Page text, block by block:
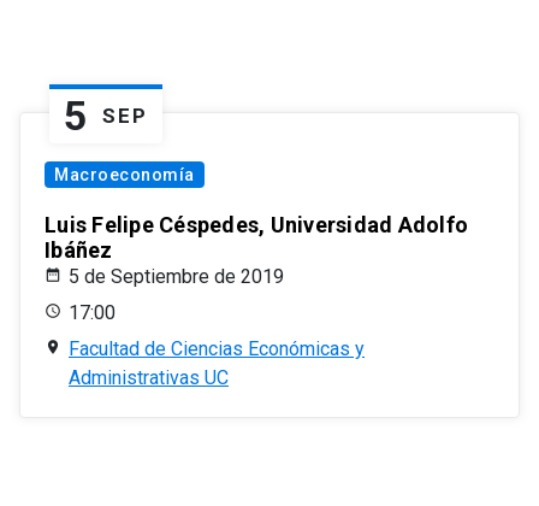
5 SEP
Macroeconomía
Luis Felipe Céspedes, Universidad Adolfo
Ibáñez
5 de Septiembre de 2019
17:00
Facultad de Ciencias Económicas y
Administrativas UC